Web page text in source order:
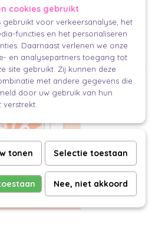
cookies gebruikt
voor verkeersanalyse, het
functies en het personaliseren
Daarnaast verlenen we onze
en analysepartners toegang tot
site gebruikt. Zij kunnen deze
met andere gegevens die
door uw gebruik van hun
tonen Selectie toestaan
Nee, niet akkoord